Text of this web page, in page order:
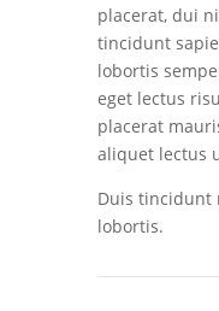
placerat, dui
tincidunt
lobortis
eget lectus
placerat
aliquet lectus
Duis tincidunt
lobortis.